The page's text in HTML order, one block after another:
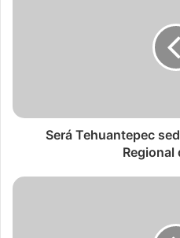
Será Tehuantepec
Regional